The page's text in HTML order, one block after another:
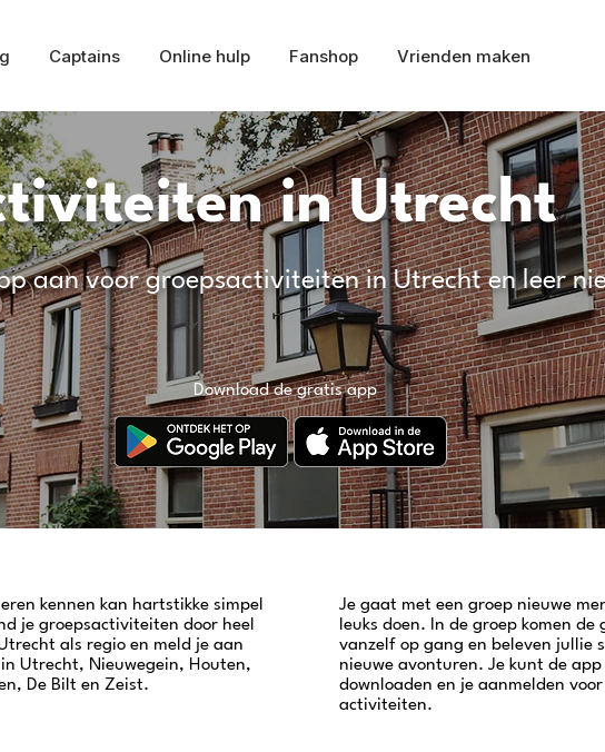
Captains Online hulp Fanshop Vrienden maken
in Utrecht
aan voor groepsactiviteiten in Utrecht en leer
Download de gratis app
kennen kan hartstikke simpel
je groepsactiviteiten door heel
als regio en meld je aan
Utrecht, Nieuwegein, Houten,
De Bilt en Zeist.
Je gaat met een groep nieuwe
leuks doen. In de groep komen de
vanzelf op gang en beleven jullie
nieuwe avonturen. Je kunt de
downloaden en je aanmelden voor
activiteiten.